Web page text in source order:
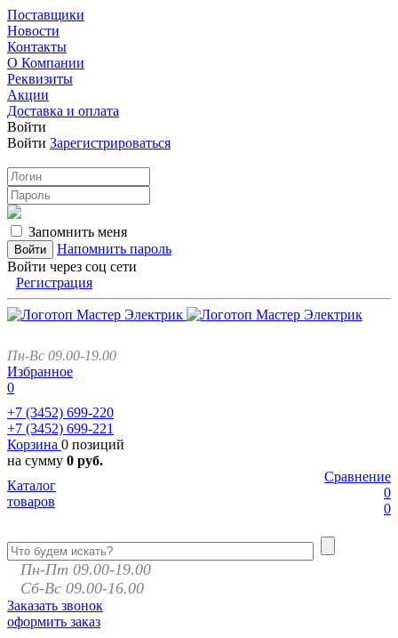
Поставщики
Новости
Контакты
О Компании
Реквизиты
Акции
Доставка и оплата
Войти
Войти Зарегистрироваться
Запомнить меня
Напомнить пароль
Войти через соц сети
Регистрация
Пн-Вс 09.00-19.00
Избранное
0
+7 (3452) 699-220
+7 (3452) 699-221
Корзина 0 позиций
на сумму 0 руб.
Сравнение
0
0
Каталог
товаров
Пн-Пт 09.00-19.00
Сб-Вс 09.00-16.00
Заказать звонок
оформить заказ